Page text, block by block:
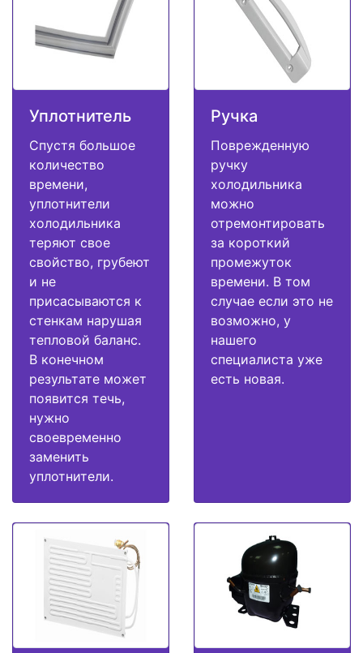
Уплотнитель
Спустя большое
количество
времени,
уплотнители
холодильника
теряют свое
свойство, грубеют
и не
присасываются к
стенкам нарушая
тепловой баланс.
В конечном
результате может
появится течь,
нужно
своевременно
заменить
уплотнители.
Ручка
Поврежденную
ручку
холодильника
можно
отремонтировать
за короткий
промежуток
времени. В том
случае если это не
возможно, у
нашего
специалиста уже
есть новая.